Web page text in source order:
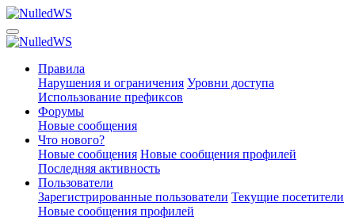
Правила
Нарушения и ограничения Уровни доступа
Использование префиксов
Форумы
Новые сообщения
Что нового?
Новые сообщения Новые сообщения профилей
Последняя активность
Пользователи
Зарегистрированные пользователи Текущие посетители
Новые сообщения профилей